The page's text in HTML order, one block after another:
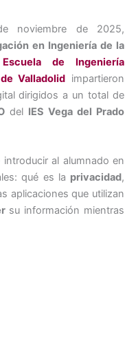
noviembre de 2025,
en Ingeniería de la
Escuela de Ingeniería
Valladolid impartieron
dirigidos a un total de
del IES Vega del Prado
al alumnado en
qué es la privacidad,
aplicaciones que utilizan
su información mientras